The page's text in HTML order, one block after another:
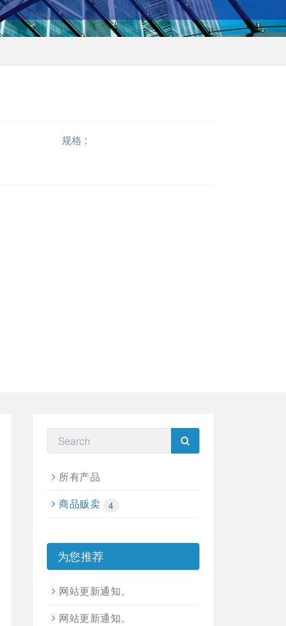
规格 :
所有产品
商品贩卖
4
为您推荐
网站更新通知。
网站更新通知。